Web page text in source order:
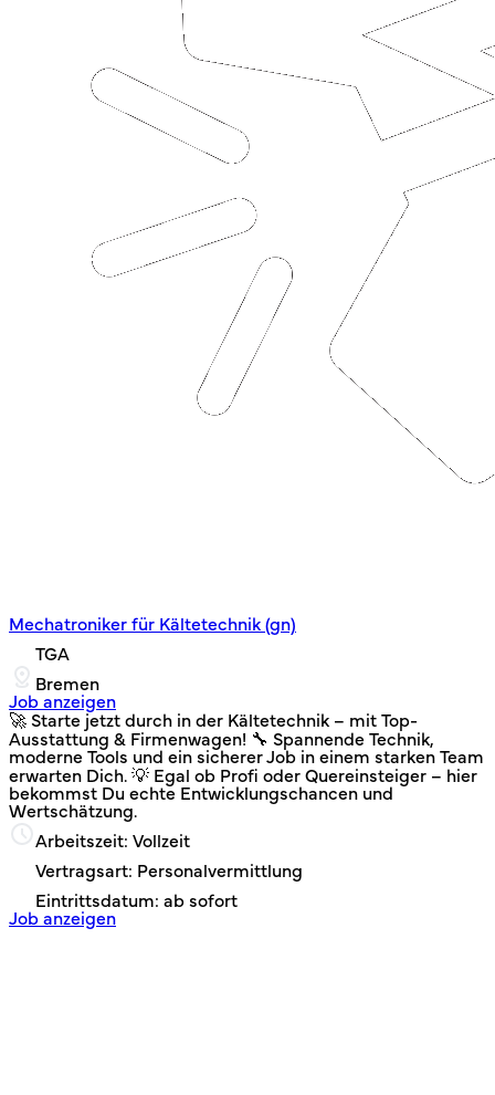
Mechatroniker für Kältetechnik (gn)
TGA
Bremen
Job anzeigen
🚀 Starte jetzt durch in der Kältetechnik – mit Top-
Ausstattung & Firmenwagen! 🔧 Spannende Technik,
moderne Tools und ein sicherer Job in einem starken Team
erwarten Dich. 💡 Egal ob Profi oder Quereinsteiger – hier
bekommst Du echte Entwicklungschancen und
Wertschätzung.
Arbeitszeit: Vollzeit
Vertragsart: Personalvermittlung
Eintrittsdatum: ab sofort
Job anzeigen